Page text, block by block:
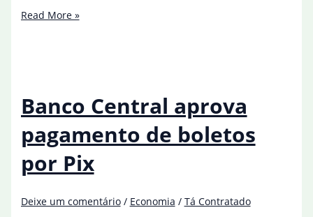
Boletos
partir
desta
segunda-
feira
Read More »
Banco Central aprova
pagamento de boletos
por Pix
Deixe um comentário / Economia / Tá Contratado